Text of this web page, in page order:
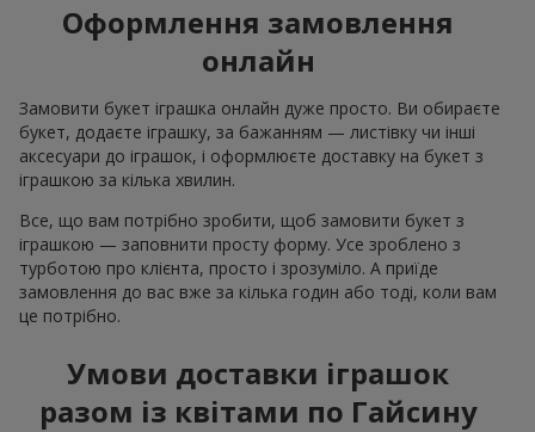
Оформлення замовлення
онлайн
Замовити букет іграшка онлайн дуже просто. Ви обираєте
букет, додаєте іграшку, за бажанням — листівку чи інші
аксесуари до іграшок, і оформлюєте доставку на букет з
іграшкою за кілька хвилин.
Все, що вам потрібно зробити, щоб замовити букет з
іграшкою — заповнити просту форму. Усе зроблено з
турботою про клієнта, просто і зрозуміло. А приїде
замовлення до вас вже за кілька годин або тоді, коли вам
це потрібно.
Умови доставки іграшок
разом із квітами по Гайсину